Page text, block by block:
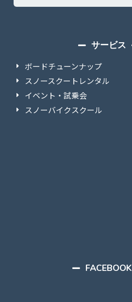
サービス
ボードチューンナップ
スノースクートレンタル
イベント・試乗会
スノーバイクスクール
FACEBOOK